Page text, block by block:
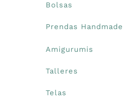
Bolsas
Prendas Handmade
Amigurumis
Talleres
Telas